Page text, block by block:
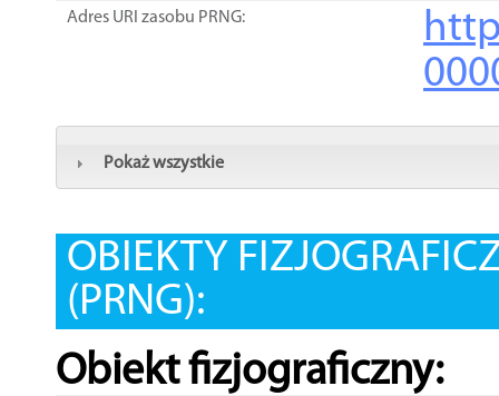
Adres URI zasobu PRNG:
Pokaż wszystkie
OBIEKTY
(PRNG):
Obiekt fizjograficzny: